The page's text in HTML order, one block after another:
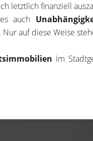
letztlich finanziell
auch
auf diese Weise
im